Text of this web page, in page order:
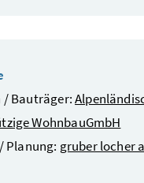
/ Bauträger:
WohnbauGmbH
Planung: gruber locher